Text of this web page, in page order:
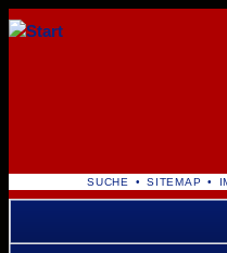
NAVIGATION
ÜBERSPRINGEN
SUCHE SITEMAP